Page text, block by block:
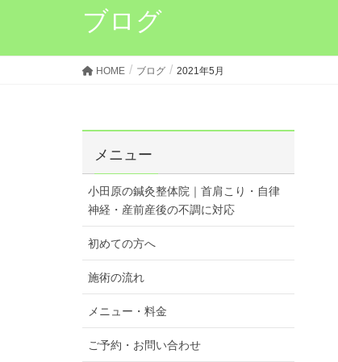
ブログ
HOME ブログ 2021年5月
メニュー
小田原の鍼灸整体院｜首肩こり・自律
神経・産前産後の不調に対応
初めての方へ
施術の流れ
メニュー・料金
ご予約・お問い合わせ